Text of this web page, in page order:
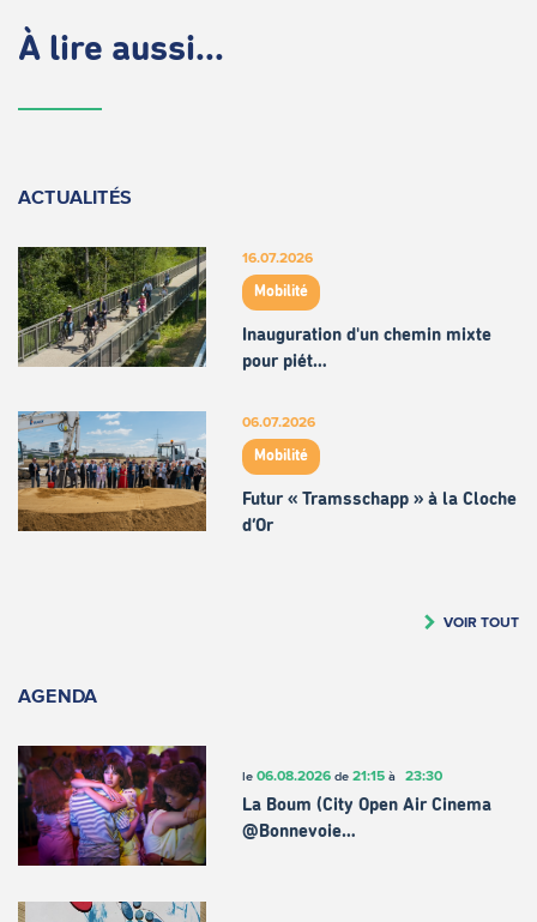
À lire aussi...
ACTUALITÉS
16.07.2026
Mobilité
Inauguration d'un chemin mixte
pour piét…
06.07.2026
Mobilité
Futur « Tramsschapp » à la Cloche
d’Or
VOIR TOUT
AGENDA
le 06.08.2026de 21:15à 23:30
La Boum (City Open Air Cinema
@Bonnevoie…